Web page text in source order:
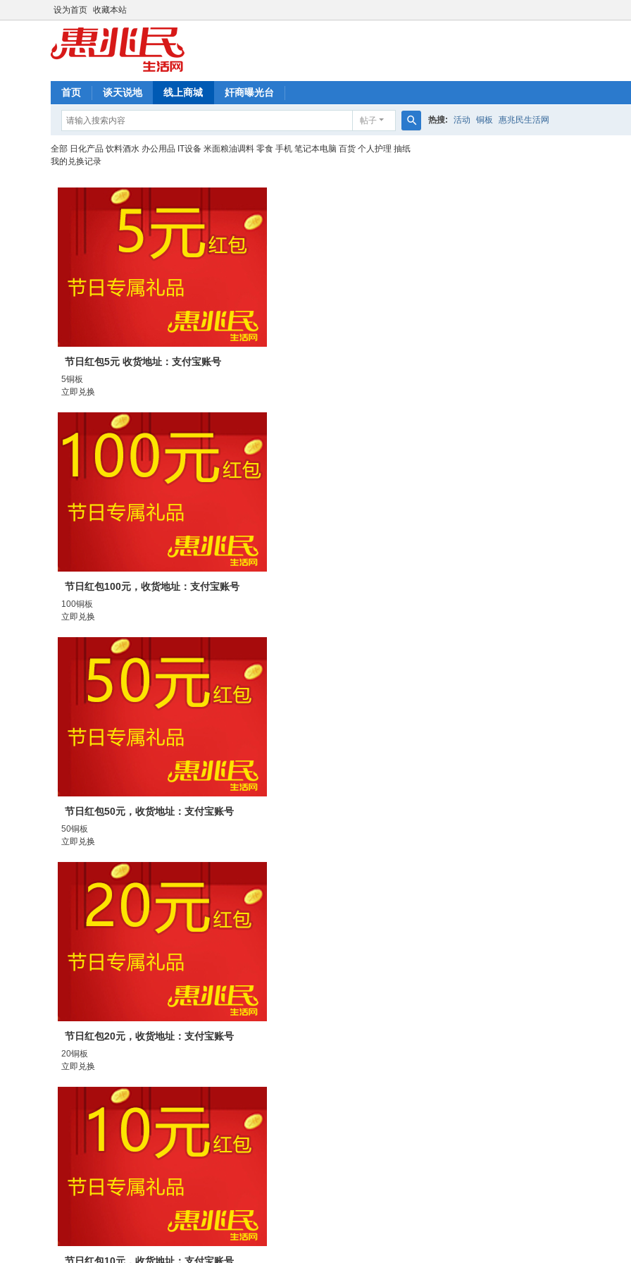
设为首页 收藏本站
首页 谈天说地 线上商城 奸商曝光台
帖子 热搜: 活动 铜板 惠兆民生活网
全部 日化产品 饮料酒水 办公用品 IT设备 米面粮油调料 零食 手机 笔记本电脑 百货 个人护理 抽纸
我的兑换记录
节日红包5元 收货地址：支付宝账号
5铜板
立即兑换
节日红包100元，收货地址：支付宝账号
100铜板
立即兑换
节日红包50元，收货地址：支付宝账号
50铜板
立即兑换
节日红包20元，收货地址：支付宝账号
20铜板
立即兑换